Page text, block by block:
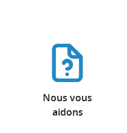
Nous vous
aidons